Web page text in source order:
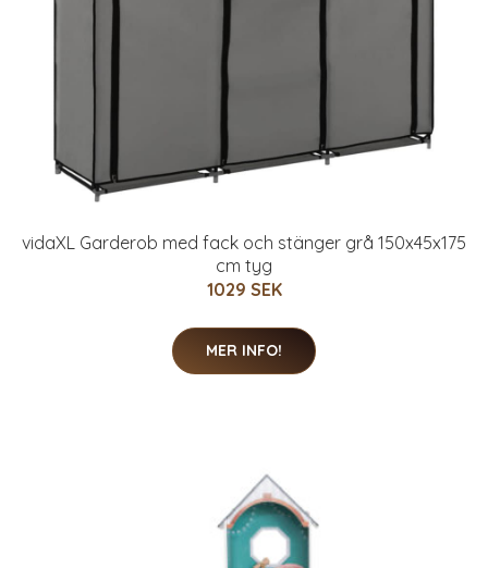
vidaXL Garderob med fack och stänger grå 150x45x175
cm tyg
1029 SEK
MER INFO!